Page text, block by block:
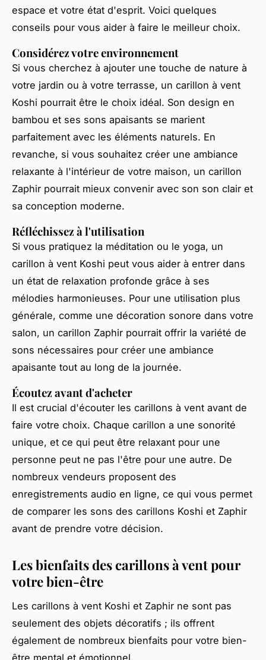
espace et votre état d'esprit. Voici quelques
conseils pour vous aider à faire le meilleur choix.
Considérez votre environnement
Si vous cherchez à ajouter une touche de nature à
votre jardin ou à votre terrasse, un carillon à vent
Koshi pourrait être le choix idéal. Son design en
bambou et ses sons apaisants se marient
parfaitement avec les éléments naturels. En
revanche, si vous souhaitez créer une ambiance
relaxante à l'intérieur de votre maison, un carillon
Zaphir pourrait mieux convenir avec son son clair et
sa conception moderne.
Réfléchissez à l'utilisation
Si vous pratiquez la méditation ou le yoga, un
carillon à vent Koshi peut vous aider à entrer dans
un état de relaxation profonde grâce à ses
mélodies harmonieuses. Pour une utilisation plus
générale, comme une décoration sonore dans votre
salon, un carillon Zaphir pourrait offrir la variété de
sons nécessaires pour créer une ambiance
apaisante tout au long de la journée.
Écoutez avant d'acheter
Il est crucial d'écouter les carillons à vent avant de
faire votre choix. Chaque carillon a une sonorité
unique, et ce qui peut être relaxant pour une
personne peut ne pas l'être pour une autre. De
nombreux vendeurs proposent des
enregistrements audio en ligne, ce qui vous permet
de comparer les sons des carillons Koshi et Zaphir
avant de prendre votre décision.
Les bienfaits des carillons à vent pour
votre bien-être
Les carillons à vent Koshi et Zaphir ne sont pas
seulement des objets décoratifs ; ils offrent
également de nombreux bienfaits pour votre bien-